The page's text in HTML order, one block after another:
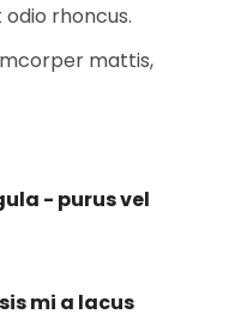
rhoncus.
mattis,
- purus vel
mi a lacus